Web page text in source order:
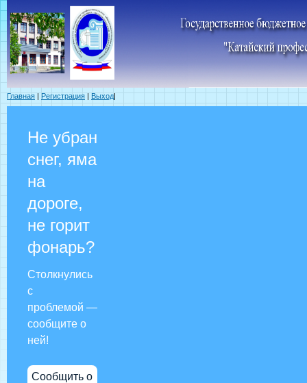
Главная | Регистрация | Выход|
Не убран
снег, яма
на
дороге,
не горит
фонарь?
Столкнулись
с
проблемой —
сообщите о
ней!
Сообщить о